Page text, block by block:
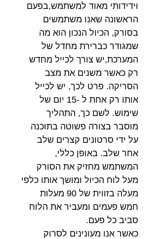
וידידותי מאוד למשתמש,בפעם
הראשונה שאנו משתמשים
בסורק, הכיול הנכון הוא מה
שמגודר כברירת מחדל של
המערכת,יש צורך לכייל מחדש
רק כאשר משנים את מצב
הסריקה. פרט לכך, יש לכייל
אותו רק אחת ל -15 יום של
שימוש. לשם כך, התהליך
מוסבר בצורה פשוטה בתוכנה
על ידי סרטונים קצרים שלב
אחר שלב. באופן כללי,
המשתמש מחזיק את הסורק
מעל לוח הכיול ומושך אותו כלפי
מעלה בזווית של 90 מעלות
חמש פעמים ומעביר את הלוח
סביב כל פעם.
כאשר אנו מעונינים לסרוק